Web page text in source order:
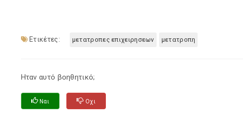
Ετικέτες: μετατροπες επιχειρησεων μετατροπη
Ηταν αυτό βοηθητικό;
Ναι Οχι